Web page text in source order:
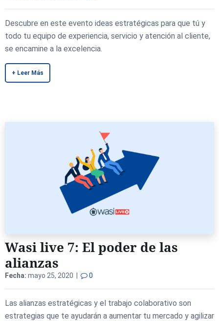
Descubre en este evento ideas estratégicas para que tú y
todo tu equipo de experiencia, servicio y atención al cliente,
se encamine a la excelencia.
+ Leer Más
Wasi live 7: El poder de las
alianzas
Fecha: mayo 25, 2020 | 0
Las alianzas estratégicas y el trabajo colaborativo son
estrategias que te ayudarán a aumentar tu mercado y agilizar